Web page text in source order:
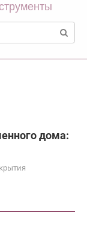
дома: